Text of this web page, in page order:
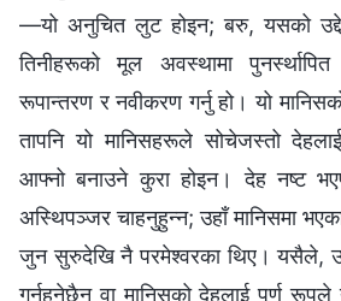
—यो अनुचित लुट होइन; बरु, यसको
तिनीहरूको मूल अवस्थामा
रूपान्तरण र नवीकरण गर्नु हो। यो
तापनि यो मानिसहरूले सोचेजस्तो
आफ्नो बनाउने कुरा होइन। देह नष्ट
अस्थिपञ्‍जर चाहनुहुन्‍न; उहाँ मानिसमा
जुन सुरुदेखि नै परमेश्‍वरका थिए। यसैले,
गर्नुहुनेछैन वा मानिसको देहलाई पूर्ण रूपले